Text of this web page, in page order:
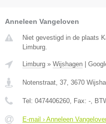
Anneleen Vangeloven
Niet gevestigd in de plaats
Limburg.
Limburg » Wijshagen |
Notenstraat, 37 3670
Tel: 0474406260 , Fax: - ,
E-mail › Anneleen